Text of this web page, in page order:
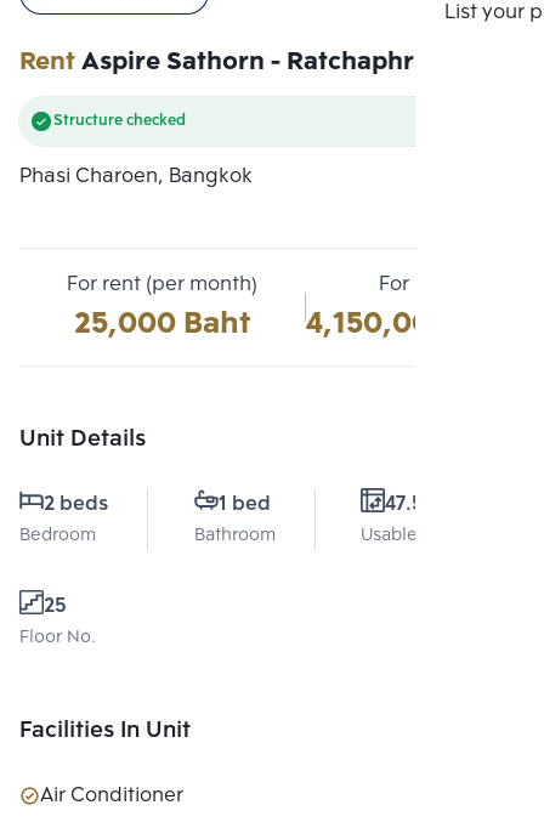
List your
RentAspire Sathorn - Ratchaphruek
Structure checked
Phasi Charoen, Bangkok
For sale
4,150,000 Baht
For rent (per month)
25,000 Baht
Unit Details
2 beds
Bedroom
1 bed
Bathroom
47.5 Sq.m.
Usable area
25
Floor No.
Facilities In Unit
Air Conditioner